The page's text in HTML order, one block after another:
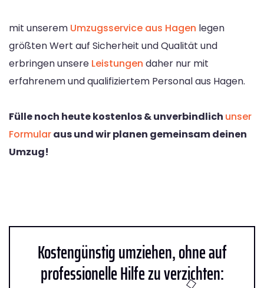
mit unserem Umzugsservice aus Hagen legen
größten Wert auf Sicherheit und Qualität und
erbringen unsere Leistungen daher nur mit
erfahrenem und qualifiziertem Personal aus Hagen.
Fülle noch heute kostenlos & unverbindlich unser
Formularaus und wir planen gemeinsam deinen
Umzug!
Kostengünstig umziehen, ohne auf
professionelle Hilfe zu verzichten: